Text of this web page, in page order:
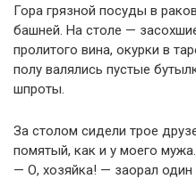
Гора грязной посуды в
башней. На столе —
пролитого вина, окурки в
полу валялись пустые
шпроты.
За столом сидели трое
помятый, как и у моего мужа.
— О, хозяйка! — заорал один